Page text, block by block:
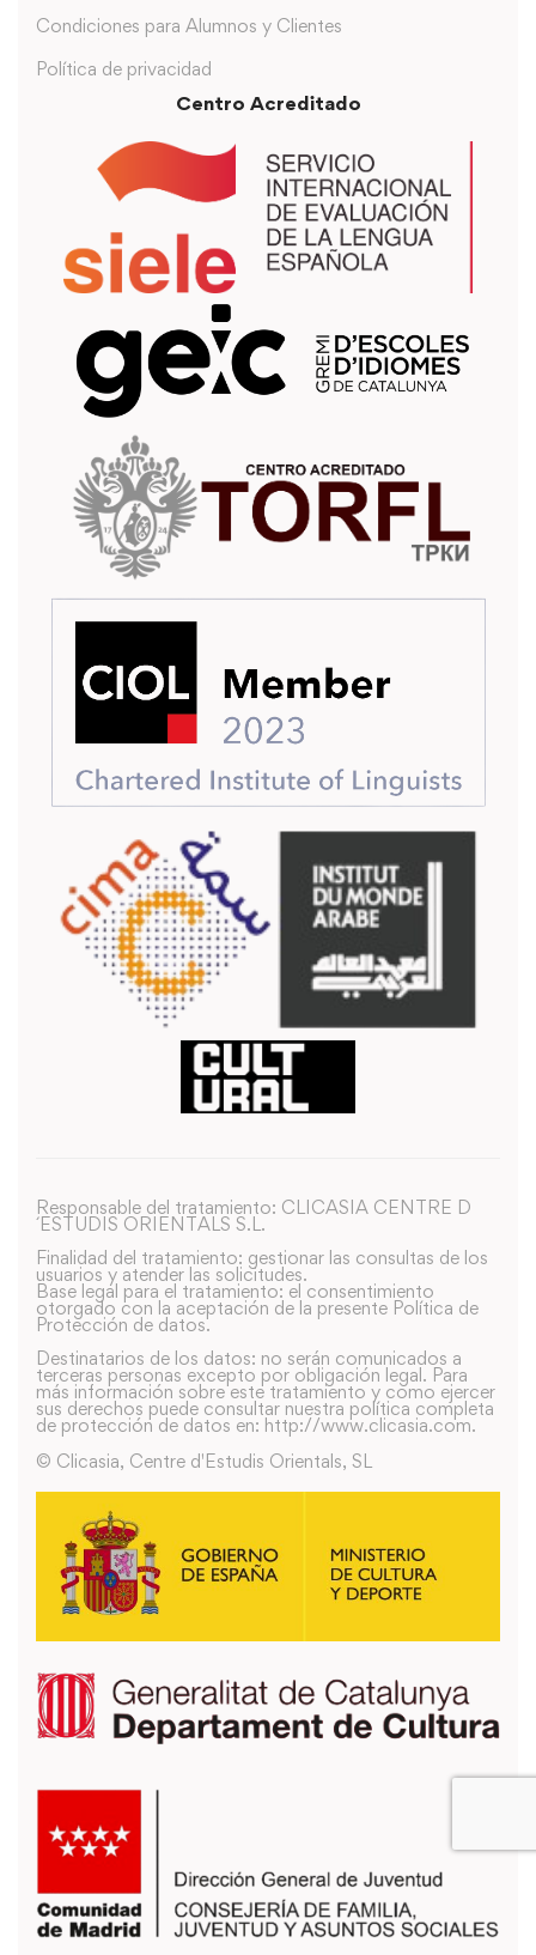
Condiciones para Alumnos y Clientes
Política de privacidad
Centro Acreditado
Responsable del tratamiento: CLICASIA CENTRE D
´ESTUDIS ORIENTALS S.L.
Finalidad del tratamiento: gestionar las consultas de los
usuarios y atender las solicitudes.
Base legal para el tratamiento: el consentimiento
otorgado con la aceptación de la presente Política de
Protección de datos.
Destinatarios de los datos: no serán comunicados a
terceras personas excepto por obligación legal. Para
más información sobre este tratamiento y como ejercer
sus derechos puede consultar nuestra política completa
de protección de datos en: http://www.clicasia.com.
© Clicasia, Centre d'Estudis Orientals, SL